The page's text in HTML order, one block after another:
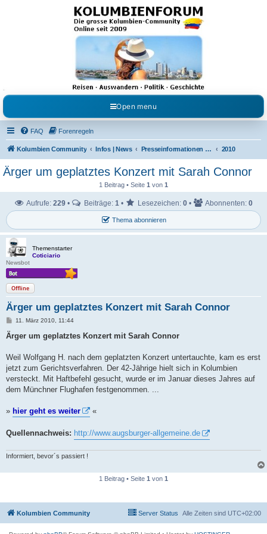
Kolumbienforum - Das
grosse Forum der
Freunde Kolumbiens
Reisen, Auswandern, Kultur, Politik, Geschichte und Visum in Kolumbien und Venezuela.
Austausch, Erfahrungen und Gemeinschaft im Kolumbienforum
Open menu
FAQ Forenregeln
Kolumbien Community Infos | News Presseinformationen & Neuigkeiten 2010
Ärger um geplatztes Konzert mit Sarah Connor
1 Beitrag • Seite 1 von 1
Thema abonnieren
Aufrufe: 229 • Beiträge: 1 • Lesezeichen: 0 • Abonnenten: 0
Themenstarter
Coticiario
Newsbot
Offline
Ärger um geplatztes Konzert mit Sarah Connor
B
i
a
11. März 2010, 11:44
Ärger um geplatztes Konzert mit Sarah Connor
Weil Wolfgang H. nach dem geplatzten Konzert untertauchte, kam es erst
jetzt zum Gerichtsverfahren. Der 42-Jährige hielt sich in Kolumbien
versteckt. Mit Haftbefehl gesucht, wurde er im Januar dieses Jahres auf
dem Münchner Flughafen festgenommen. ...
» hier geht es weiter «
Quellennachweis: http://www.augsburger-allgemeine.de
Informiert, bevor´s passiert !
1 Beitrag • Seite 1 von 1
Kolumbien Community Alle Zeiten sind UTC+02:00
Server Status